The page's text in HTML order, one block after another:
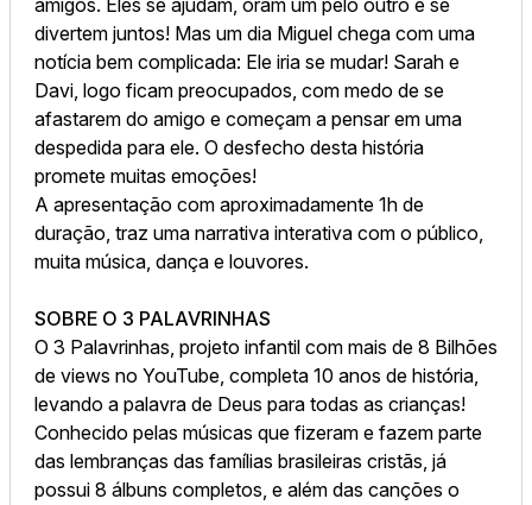
amigos. Eles se ajudam, oram um pelo outro e se
divertem juntos! Mas um dia Miguel chega com uma
notícia bem complicada: Ele iria se mudar! Sarah e
Davi, logo ficam preocupados, com medo de se
afastarem do amigo e começam a pensar em uma
despedida para ele. O desfecho desta história
promete muitas emoções!
A apresentação com aproximadamente 1h de
duração, traz uma narrativa interativa com o público,
muita música, dança e louvores.
SOBRE O 3 PALAVRINHAS
O 3 Palavrinhas, projeto infantil com mais de 8 Bilhões
de views no YouTube, completa 10 anos de história,
levando a palavra de Deus para todas as crianças!
Conhecido pelas músicas que fizeram e fazem parte
das lembranças das famílias brasileiras cristãs, já
possui 8 álbuns completos, e além das canções o